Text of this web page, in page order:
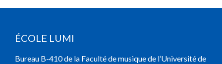
ÉCOLE LUMI
Bureau B-410 de la Faculté de musique de l’Université de